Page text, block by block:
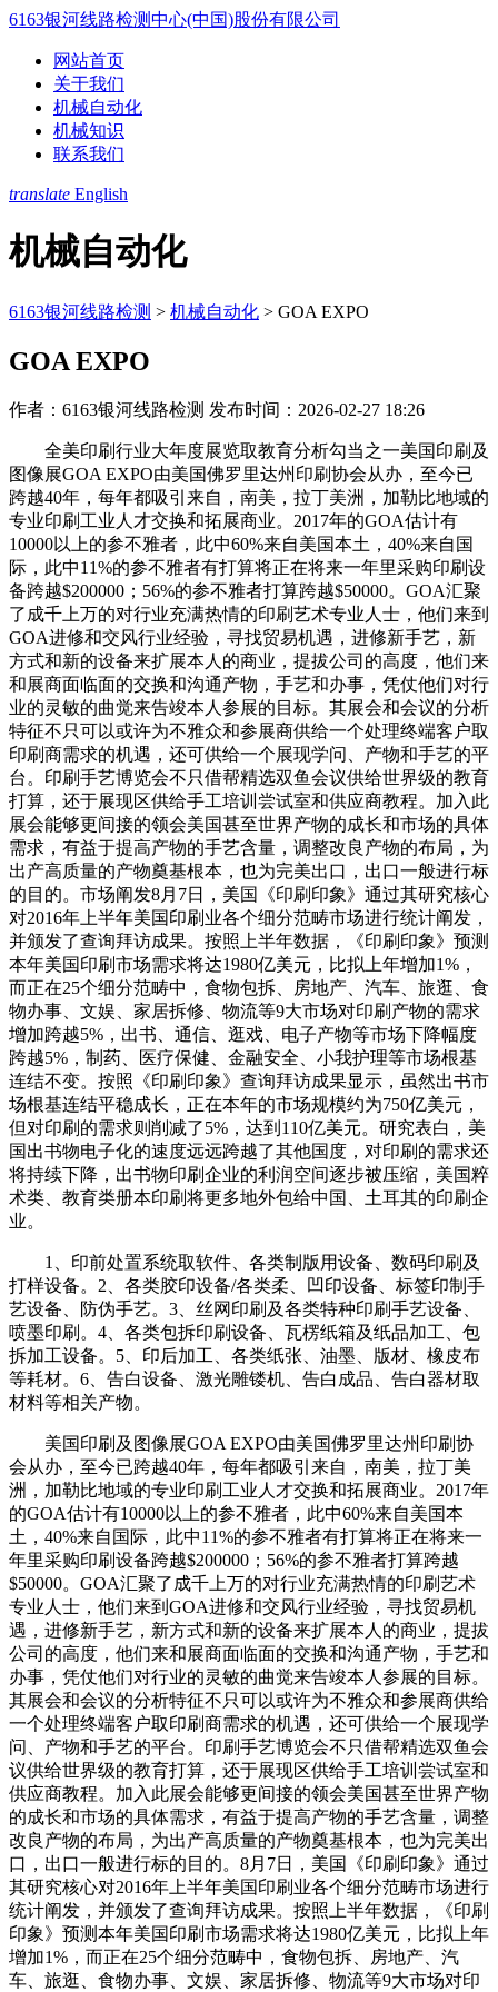
6163银河线路检测中心(中国)股份有限公司
网站首页
关于我们
机械自动化
机械知识
联系我们
translate English
机械自动化
6163银河线路检测 > 机械自动化 > GOA EXPO
GOA EXPO
作者：6163银河线路检测 发布时间：2026-02-27 18:26
全美印刷行业大年度展览取教育分析勾当之一美国印刷及
图像展GOA EXPO由美国佛罗里达州印刷协会从办，至今已
跨越40年，每年都吸引来自，南美，拉丁美洲，加勒比地域的
专业印刷工业人才交换和拓展商业。2017年的GOA估计有
10000以上的参不雅者，此中60%来自美国本土，40%来自国
际，此中11%的参不雅者有打算将正在将来一年里采购印刷设
备跨越$200000；56%的参不雅者打算跨越$50000。GOA汇聚
了成千上万的对行业充满热情的印刷艺术专业人士，他们来到
GOA进修和交风行业经验，寻找贸易机遇，进修新手艺，新
方式和新的设备来扩展本人的商业，提拔公司的高度，他们来
和展商面临面的交换和沟通产物，手艺和办事，凭仗他们对行
业的灵敏的曲觉来告竣本人参展的目标。其展会和会议的分析
特征不只可以或许为不雅众和参展商供给一个处理终端客户取
印刷商需求的机遇，还可供给一个展现学问、产物和手艺的平
台。印刷手艺博览会不只借帮精选双鱼会议供给世界级的教育
打算，还于展现区供给手工培训尝试室和供应商教程。加入此
展会能够更间接的领会美国甚至世界产物的成长和市场的具体
需求，有益于提高产物的手艺含量，调整改良产物的布局，为
出产高质量的产物奠基根本，也为完美出口，出口一般进行标
的目的。市场阐发8月7日，美国《印刷印象》通过其研究核心
对2016年上半年美国印刷业各个细分范畴市场进行统计阐发，
并颁发了查询拜访成果。按照上半年数据，《印刷印象》预测
本年美国印刷市场需求将达1980亿美元，比拟上年增加1%，
而正在25个细分范畴中，食物包拆、房地产、汽车、旅逛、食
物办事、文娱、家居拆修、物流等9大市场对印刷产物的需求
增加跨越5%，出书、通信、逛戏、电子产物等市场下降幅度
跨越5%，制药、医疗保健、金融安全、小我护理等市场根基
连结不变。按照《印刷印象》查询拜访成果显示，虽然出书市
场根基连结平稳成长，正在本年的市场规模约为750亿美元，
但对印刷的需求则削减了5%，达到110亿美元。研究表白，美
国出书物电子化的速度远远跨越了其他国度，对印刷的需求还
将持续下降，出书物印刷企业的利润空间逐步被压缩，美国粹
术类、教育类册本印刷将更多地外包给中国、土耳其的印刷企
业。
1、印前处置系统取软件、各类制版用设备、数码印刷及
打样设备。2、各类胶印设备/各类柔、凹印设备、标签印制手
艺设备、防伪手艺。3、丝网印刷及各类特种印刷手艺设备、
喷墨印刷。4、各类包拆印刷设备、瓦楞纸箱及纸品加工、包
拆加工设备。5、印后加工、各类纸张、油墨、版材、橡皮布
等耗材。6、告白设备、激光雕镂机、告白成品、告白器材取
材料等相关产物。
美国印刷及图像展GOA EXPO由美国佛罗里达州印刷协
会从办，至今已跨越40年，每年都吸引来自，南美，拉丁美
洲，加勒比地域的专业印刷工业人才交换和拓展商业。2017年
的GOA估计有10000以上的参不雅者，此中60%来自美国本
土，40%来自国际，此中11%的参不雅者有打算将正在将来一
年里采购印刷设备跨越$200000；56%的参不雅者打算跨越
$50000。GOA汇聚了成千上万的对行业充满热情的印刷艺术
专业人士，他们来到GOA进修和交风行业经验，寻找贸易机
遇，进修新手艺，新方式和新的设备来扩展本人的商业，提拔
公司的高度，他们来和展商面临面的交换和沟通产物，手艺和
办事，凭仗他们对行业的灵敏的曲觉来告竣本人参展的目标。
其展会和会议的分析特征不只可以或许为不雅众和参展商供给
一个处理终端客户取印刷商需求的机遇，还可供给一个展现学
问、产物和手艺的平台。印刷手艺博览会不只借帮精选双鱼会
议供给世界级的教育打算，还于展现区供给手工培训尝试室和
供应商教程。加入此展会能够更间接的领会美国甚至世界产物
的成长和市场的具体需求，有益于提高产物的手艺含量，调整
改良产物的布局，为出产高质量的产物奠基根本，也为完美出
口，出口一般进行标的目的。8月7日，美国《印刷印象》通过
其研究核心对2016年上半年美国印刷业各个细分范畴市场进行
统计阐发，并颁发了查询拜访成果。按照上半年数据，《印刷
印象》预测本年美国印刷市场需求将达1980亿美元，比拟上年
增加1%，而正在25个细分范畴中，食物包拆、房地产、汽
车、旅逛、食物办事、文娱、家居拆修、物流等9大市场对印